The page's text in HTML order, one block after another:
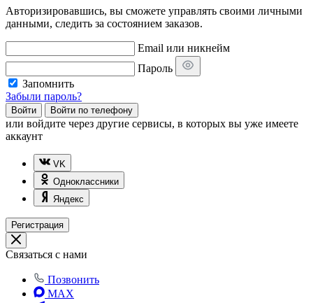
Авторизировавшись, вы сможете управлять своими личными
данными, следить за состоянием заказов.
Email или никнейм
Пароль
Запомнить
Забыли пароль?
Войти Войти по телефону
или войдите через другие сервисы, в которых вы уже имеете
аккаунт
VK
Одноклассники
Яндекс
Регистрация
Связаться с нами
Позвонить
MAX